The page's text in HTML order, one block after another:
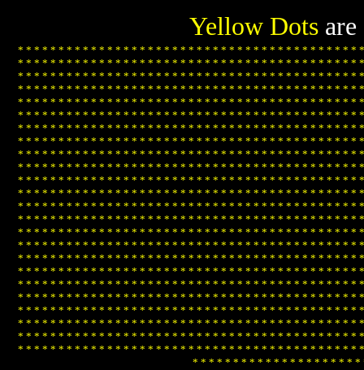
Yellow Dots
* * * * * * * * * * * * * * * * * * * * * * * * * * * * * * * * * * * * * * * * * *
* * * * * * * * * * * * * * * * * * * * * * * * * * * * * * * * * * * * * * * * * *
* * * * * * * * * * * * * * * * * * * * * * * * * * * * * * * * * * * * * * * * * *
* * * * * * * * * * * * * * * * * * * * * * * * * * * * * * * * * * * * * * * * * *
* * * * * * * * * * * * * * * * * * * * * * * * * * * * * * * * * * * * * * * * * *
* * * * * * * * * * * * * * * * * * * * * * * * * * * * * * * * * * * * * * * * * *
* * * * * * * * * * * * * * * * * * * * * * * * * * * * * * * * * * * * * * * * * *
* * * * * * * * * * * * * * * * * * * * * * * * * * * * * * * * * * * * * * * * * *
* * * * * * * * * * * * * * * * * * * * * * * * * * * * * * * * * * * * * * * * * *
* * * * * * * * * * * * * * * * * * * * * * * * * * * * * * * * * * * * * * * * * *
* * * * * * * * * * * * * * * * * * * * * * * * * * * * * * * * * * * * * * * * * *
* * * * * * * * * * * * * * * * * * * * * * * * * * * * * * * * * * * * * * * * * *
* * * * * * * * * * * * * * * * * * * * * * * * * * * * * * * * * * * * * * * * * *
* * * * * * * * * * * * * * * * * * * * * * * * * * * * * * * * * * * * * * * * * *
* * * * * * * * * * * * * * * * * * * * * * * * * * * * * * * * * * * * * * * * * *
* * * * * * * * * * * * * * * * * * * * * * * * * * * * * * * * * * * * * * * * * *
* * * * * * * * * * * * * * * * * * * * * * * * * * * * * * * * * * * * * * * * * *
* * * * * * * * * * * * * * * * * * * * * * * * * * * * * * * * * * * * * * * * * *
* * * * * * * * * * * * * * * * * * * * * * * * * * * * * * * * * * * * * * * * * *
* * * * * * * * * * * * * * * * * * * * * * * * * * * * * * * * * * * * * * * * * *
* * * * * * * * * * * * * * * * * * * * * * * * * * * * * * * * * * * * * * * * * *
* * * * * * * * * * * * * * * * * * * * * * * * * * * * * * * * * * * * * * * * * *
* * * * * * * * * * * * * * * * * * * * * * * * * * * * * * * * * * * * * * * * * *
* * * * * * * * * * * * * * * * * * * * * * * * * * * * * * * * * * * * * * * * * *
* * * * * * * * * * * * * * * * * * * * *